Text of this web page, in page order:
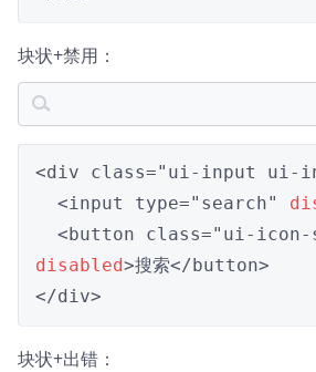
块状+禁用：
<div class="ui-input ui-
  <input type="search"
disabled>搜索</button>
</div>
块状+出错：